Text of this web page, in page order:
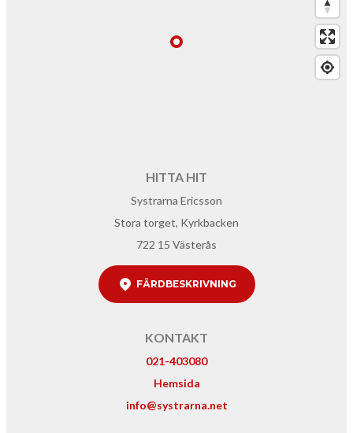
HITTA HIT
Systrarna Ericsson
Stora torget, Kyrkbacken
722 15 Västerås
FÄRDBESKRIVNING
KONTAKT
021-403080
Hemsida
info@systrarna.net